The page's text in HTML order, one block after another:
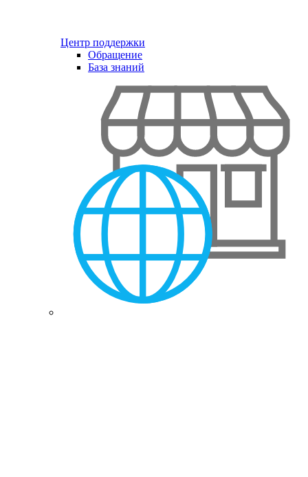
Центр поддержки
Обращение
База знаний